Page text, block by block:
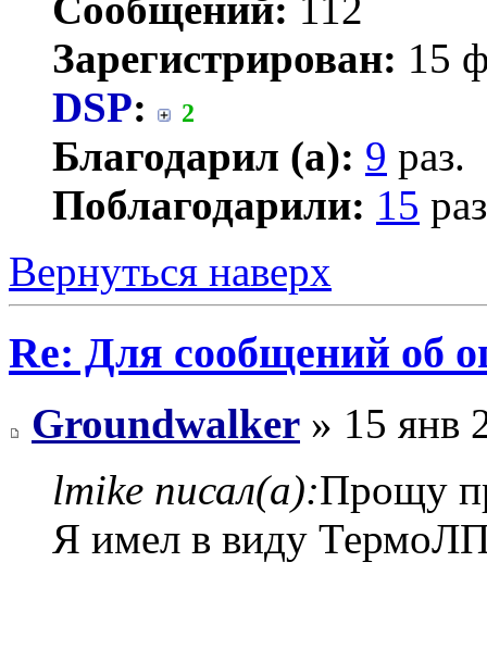
Зарегистрирован: 15
DSP: 2
Благодарил (а): 9 раз.
Поблагодарили: 15
Вернуться наверх
Re: Для сообщений об
Groundwalker » 15 янв
lmike писал(а):Прощу
Я имел в виду